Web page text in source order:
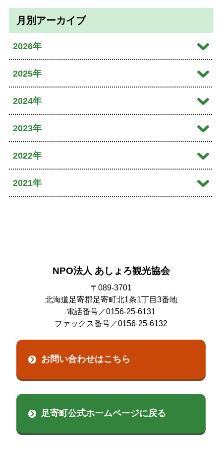
月別アーカイブ
2026年
2026年08月
2026年06月
2026年01月
2025年
2025年12月
2025年09月
2025年07月
2025年02月
2025年01月
2024年
2024年10月
2024年08月
2023年
2023年12月
2023年10月
2023年07月
2023年05月
2023年01月
2022年
2022年11月
2022年06月
2022年02月
2021年
2021年08月
2021年07月
2021年06月
2021年04月
2021年03月
NPO法人 あしょろ観光協会
〒089-3701
北海道足寄郡足寄町北1条1丁目3番地
電話番号／0156-25-6131
ファックス番号／0156-25-6132
お問い合わせはこちら
足寄町公式ホームページに戻る